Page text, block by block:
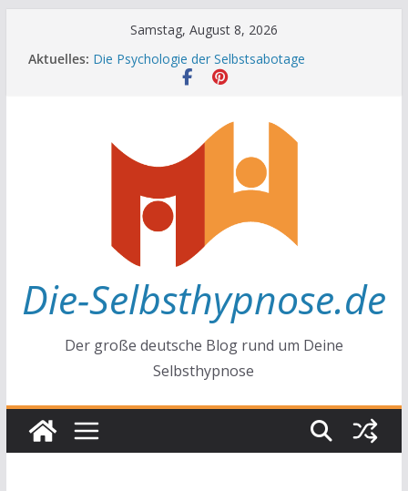
Samstag, August 8, 2026
Aktuelles: Die Psychologie der Selbstsabotage
Die Wissenschaft hinter Neugier und Kreativität
Die Wissenschaft der Gewohnheiten
Achtsamkeit im Alltag
Die-Selbsthypnose.de
Der große deutsche Blog rund um Deine
Selbsthypnose